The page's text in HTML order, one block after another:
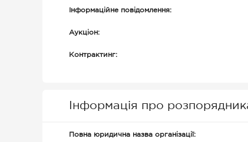
Інформаційне повідомлення:
Аукціон:
Контрактинг:
Інформація про
Повна юридична назва організації: